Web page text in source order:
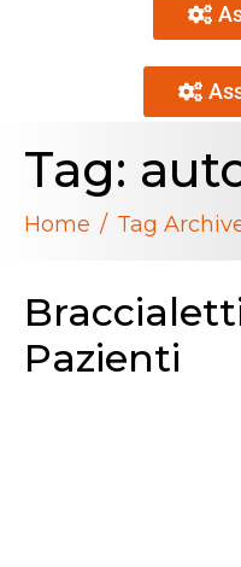
Tag:
Home Tag
Pazienti